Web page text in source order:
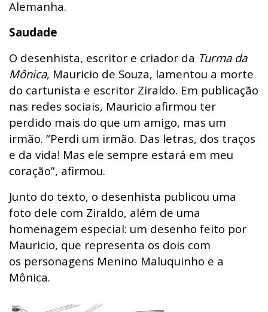
Alemanha.
Saudade
O desenhista, escritor e criador da Turma da
Mônica, Mauricio de Souza, lamentou a morte
do cartunista e escritor Ziraldo. Em publicação
nas redes sociais, Mauricio afirmou ter
perdido mais do que um amigo, mas um
irmão. “Perdi um irmão. Das letras, dos traços
e da vida! Mas ele sempre estará em meu
coração”, afirmou.
Junto do texto, o desenhista publicou uma
foto dele com Ziraldo, além de uma
homenagem especial: um desenho feito por
Mauricio, que representa os dois com
os personagens Menino Maluquinho e a
Mônica.